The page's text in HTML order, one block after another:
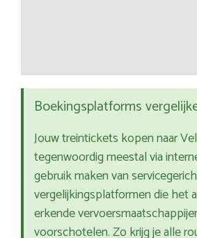
Boekingsplatforms
Jouw treintickets kopen naar
tegenwoordig meestal via
gebruik maken van
vergelijkingsplatformen die het
erkende
voorschotelen. Zo krijg je alle